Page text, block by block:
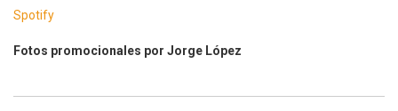
Spotify
Fotos promocionales por Jorge López